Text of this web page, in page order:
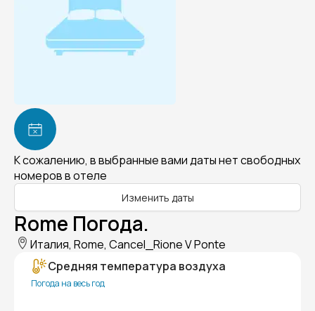
К сожалению, в выбранные вами даты нет свободных
номеров в отеле
Изменить даты
Rome Погода.
Италия, Rome, Cancel_Rione V Ponte
Средняя температура воздуха
Погода на весь год